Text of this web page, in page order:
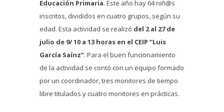
Educación Primaria. Este año hay 64 niñ@s
inscritos, divididos en cuatro grupos, según su
edad. Esta actividad se realizó del 2 al 27 de
julio de 9/ 10 a 13 horas en el CEIP “Luis
García Saínz”. Para el buen funcionamiento
de la actividad se contó con un equipo formado
por un coordinador, tres monitores de tiempo
libre titulados y cuatro monitores en prácticas.